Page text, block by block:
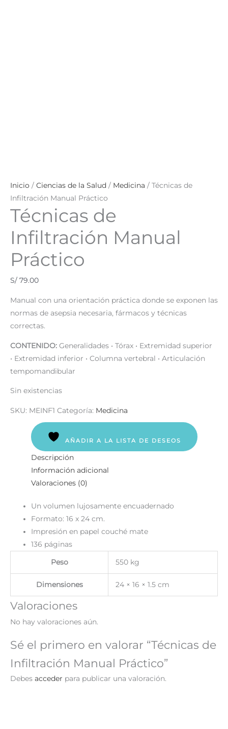
Inicio / Ciencias de la Salud / Medicina / Técnicas de
Infiltración Manual Práctico
Técnicas de
Infiltración Manual
Práctico
S/ 79.00
Manual con una orientación práctica donde se exponen las
normas de asepsia necesaria, fármacos y técnicas
correctas.
CONTENIDO: Generalidades • Tórax • Extremidad superior
• Extremidad inferior • Columna vertebral • Articulación
tempomandibular
Sin existencias
SKU: MEINF1 Categoría: Medicina
AÑADIR A LA LISTA DE DESEOS
Descripción
Información adicional
Valoraciones (0)
Un volumen lujosamente encuadernado
Formato: 16 x 24 cm.
Impresión en papel couché mate
136 páginas
Peso 550 kg
Dimensiones 24 × 16 × 1.5 cm
Valoraciones
No hay valoraciones aún.
Sé el primero en valorar “Técnicas de
Infiltración Manual Práctico”
Debes acceder para publicar una valoración.